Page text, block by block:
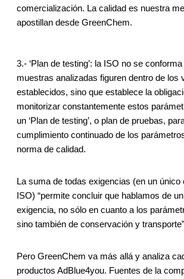
comercialización. La calidad es nuestra
apostillan desde GreenChem.
3.- ‘Plan de testing’: la ISO no se
muestras analizadas figuren dentro de los
establecidos, sino que establece la
monitorizar constantemente estos
un ‘Plan de testing’, o plan de pruebas,
cumplimiento continuado de los
norma de calidad.
La suma de todas exigencias (en un único
ISO) “permite concluir que hablamos de
exigencia, no sólo en cuanto a los
sino también de conservación y
Pero GreenChem va más allá y analiza
productos AdBlue4you. Fuentes de la